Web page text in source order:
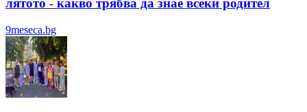
лятотo - какво трябва да знае всеки родител
9meseca.bg